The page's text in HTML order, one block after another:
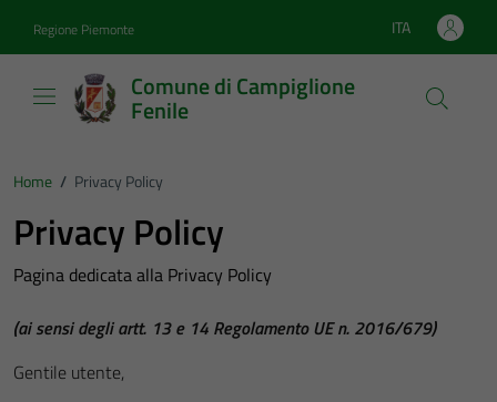
Regione Piemonte Lingua attiva:
ITA
Comune di Campiglione
Fenile
Home / Privacy Policy
Privacy Policy
Pagina dedicata alla Privacy Policy
(ai sensi degli artt. 13 e 14 Regolamento UE n. 2016/679)
Gentile utente,